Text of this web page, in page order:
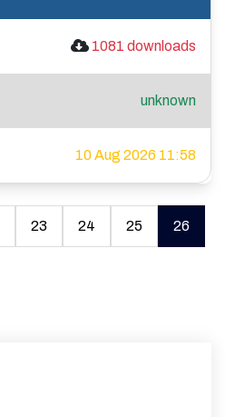
1081 downloads
unknown
10 Aug 2026 11:58
23 24 25 26